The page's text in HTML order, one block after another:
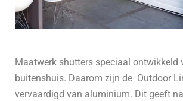
Maatwerk shutters speciaal ontwikkeld
buitenshuis. Daarom zijn de Outdoor
vervaardigd van aluminium. Dit geeft